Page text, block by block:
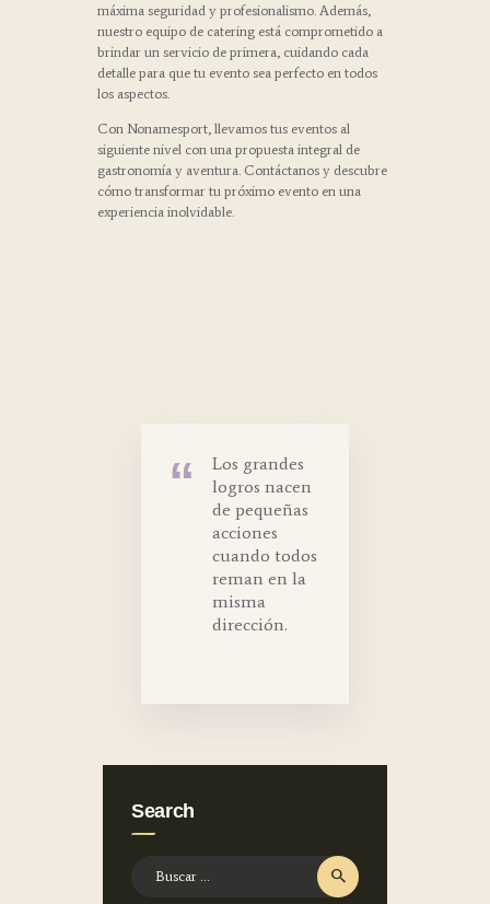
máxima seguridad y profesionalismo. Además,
nuestro equipo de catering está comprometido a
brindar un servicio de primera, cuidando cada
detalle para que tu evento sea perfecto en todos
los aspectos.
Con Nonamesport, llevamos tus eventos al
siguiente nivel con una propuesta integral de
gastronomía y aventura. Contáctanos y descubre
cómo transformar tu próximo evento en una
experiencia inolvidable.
Los grandes
logros nacen
de pequeñas
acciones
cuando todos
reman en la
misma
dirección.
Search